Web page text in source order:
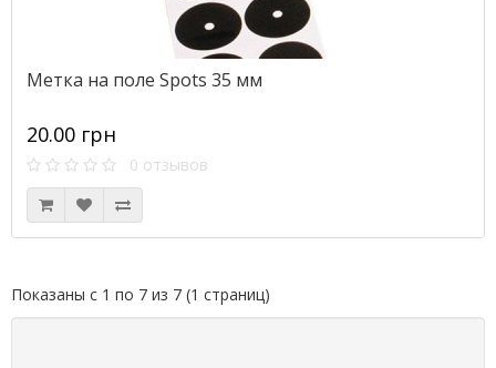
Метка на поле Spots 35 мм
20.00 грн
0 отзывов
Показаны с 1 по 7 из 7 (1 страниц)